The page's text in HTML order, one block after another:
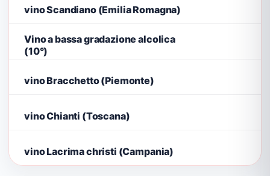
vino Scandiano (Emilia Romagna)
Vino a bassa gradazione alcolica
(10°)
vino Bracchetto (Piemonte)
vino Chianti (Toscana)
vino Lacrima christi (Campania)